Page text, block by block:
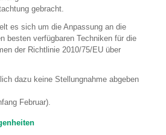
gebracht.
es sich um die Anpassung an die
besten verfügbaren Techniken für die
der Richtlinie 2010/75/EU über
dazu keine Stellungnahme abgeben
Februar).